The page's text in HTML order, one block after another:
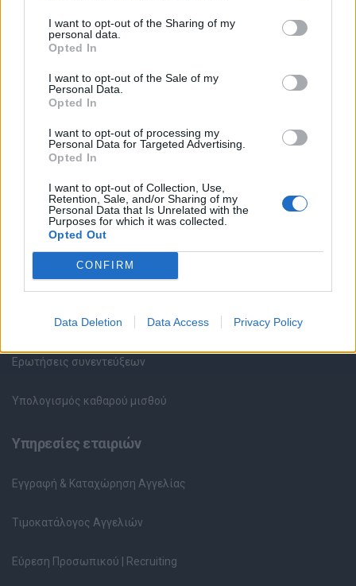
I want to opt-out of the Sharing of my
personal data.
Opted In
I want to opt-out of the Sale of my
Personal Data.
Opted In
I want to opt-out of processing my
Personal Data for Targeted Advertising.
Opted In
I want to opt-out of Collection, Use,
Retention, Sale, and/or Sharing of my
Personal Data that Is Unrelated with the
Purposes for which it was collected.
Opted Out
CONFIRM
Data Deletion Data Access Privacy Policy
Θέσεις Εργασίας ανά Ειδικότητα
Θέσεις Εργασίας ανά Εταιρεία
Υπηρεσίες υποψηφίων
Καταχώρηση Online Βιογραφικού
Συμβουλές Καριέρας
HR corner
Περιγραφές Θέσεων Εργασίας
Ερωτήσεις συνεντεύξεων
Υπολογισμός καθαρού μισθού
Υπηρεσίες εταιριών
Εγγραφή & Καταχώρηση Αγγελίας
Τιμοκατάλογος Αγγελιών
Εύρεση Προσωπικού | Recruiting